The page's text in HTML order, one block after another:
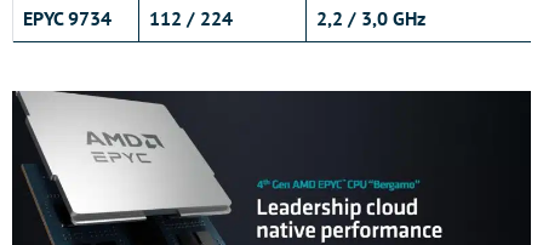
EPYC 9734
112 / 224 2,2 / 3,0 GHz